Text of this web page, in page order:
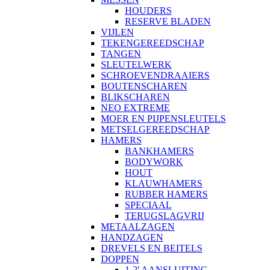
HOUDERS
RESERVE BLADEN
VIJLEN
TEKENGEREEDSCHAP
TANGEN
SLEUTELWERK
SCHROEVENDRAAIERS
BOUTENSCHAREN
BLIKSCHAREN
NEO EXTREME
MOER EN PIJPENSLEUTELS
METSELGEREEDSCHAP
HAMERS
BANKHAMERS
BODYWORK
HOUT
KLAUWHAMERS
RUBBER HAMERS
SPECIAAL
TERUGSLAGVRIJ
METAALZAGEN
HANDZAGEN
DREVELS EN BEITELS
DOPPEN